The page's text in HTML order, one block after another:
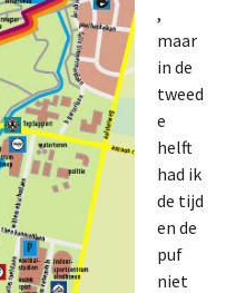
,
maar
in de
tweed
e
helft
had ik
de tijd
en de
puf
niet